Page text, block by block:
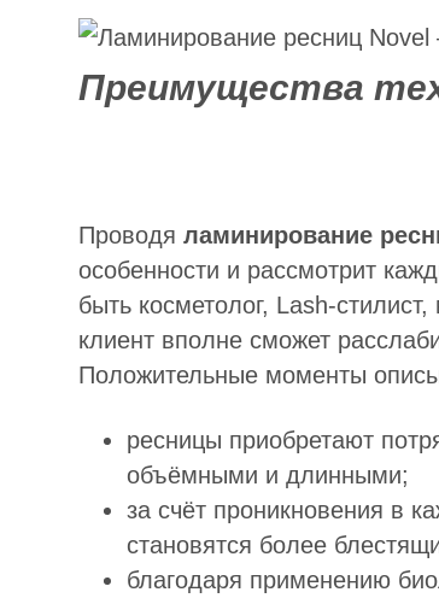
Преимущества
Проводя ламинирование
особенности и рассмотрит
быть косметолог, Lash-
клиент вполне сможет
Положительные моменты
ресницы приобретают
объёмными и длинными;
за счёт проникновения в
становятся более
благодаря применению